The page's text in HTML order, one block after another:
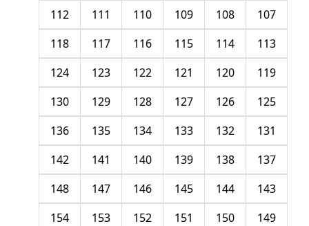
107
108
109
110
111
112
113
114
115
116
117
118
119
120
121
122
123
124
125
126
127
128
129
130
131
132
133
134
135
136
137
138
139
140
141
142
143
144
145
146
147
148
149
150
151
152
153
154